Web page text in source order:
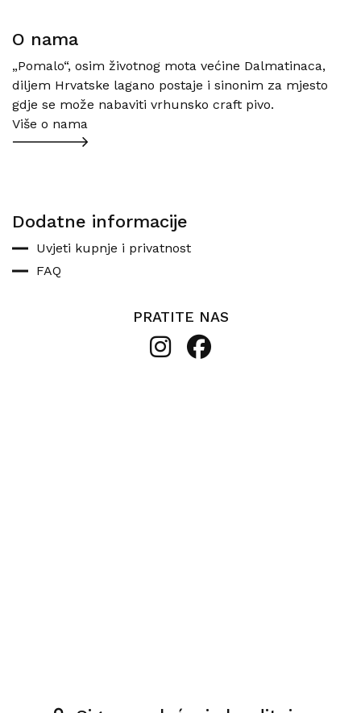
O nama
„Pomalo“, osim životnog mota većine Dalmatinaca,
diljem Hrvatske lagano postaje i sinonim za mjesto
gdje se može nabaviti vrhunsko craft pivo.
Više o nama
Dodatne informacije
Uvjeti kupnje i privatnost
FAQ
PRATITE NAS